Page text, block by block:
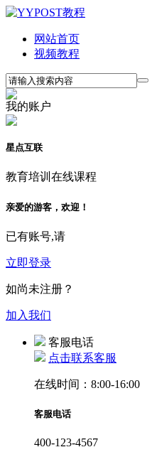
网站首页
视频教程
我的账户
星点互联
教育培训在线课程
亲爱的游客，欢迎！
已有账号,请
立即登录
如尚未注册？
加入我们
客服电话
点击联系客服
在线时间：8:00-16:00
客服电话
400-123-4567